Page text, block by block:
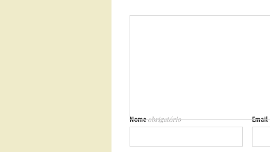
Nomeobrigatório Email